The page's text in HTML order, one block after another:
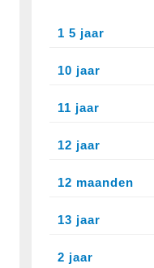
1 5 jaar
10 jaar
11 jaar
12 jaar
12 maanden
13 jaar
2 jaar